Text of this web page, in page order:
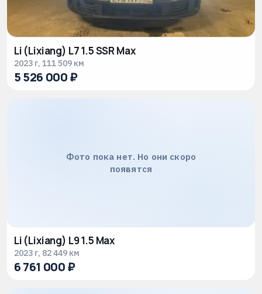
Li (Lixiang) L7 1.5 SSR Max
2023 г, 111 509 км
5 526 000 ₽
Фото пока нет. Но они скоро
появятся
Li (Lixiang) L9 1.5 Max
2023 г, 82 449 км
6 761 000 ₽